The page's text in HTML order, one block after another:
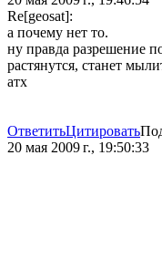
Re[geosat]:
а почему нет то.
ну правда разрешение
растянутся, станет
атх
ОтветитьЦитировать
20 мая 2009 г., 19:50:33